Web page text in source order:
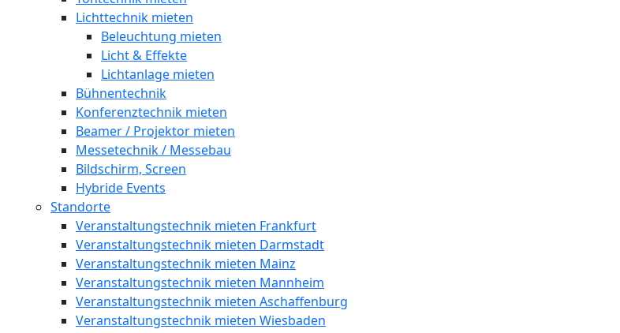
Lichttechnik mieten
Beleuchtung mieten
Licht & Effekte
Lichtanlage mieten
Bühnentechnik
Konferenztechnik mieten
Beamer / Projektor mieten
Messetechnik / Messebau
Bildschirm, Screen
Hybride Events
Standorte
Veranstaltungstechnik mieten Frankfurt
Veranstaltungstechnik mieten Darmstadt
Veranstaltungstechnik mieten Mainz
Veranstaltungstechnik mieten Mannheim
Veranstaltungstechnik mieten Aschaffenburg
Veranstaltungstechnik mieten Wiesbaden